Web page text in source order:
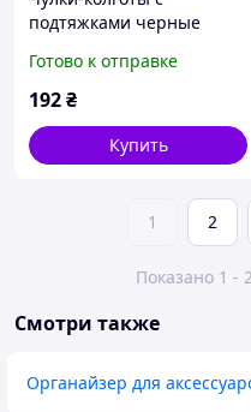
подтяжками черные
Готово к отправке
192₴
Купить
1 2
Показано 1 -
Смотри также
Органайзер для